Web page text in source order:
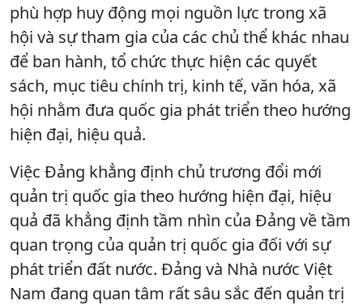
phù hợp huy động mọi nguồn lực trong xã
hội và sự tham gia của các chủ thể khác nhau
để ban hành, tổ chức thực hiện các quyết
sách, mục tiêu chính trị, kinh tế, văn hóa, xã
hội nhằm đưa quốc gia phát triển theo hướng
hiện đại, hiệu quả.
Việc Đảng khẳng định chủ trương đổi mới
quản trị quốc gia theo hướng hiện đại, hiệu
quả đã khẳng định tầm nhìn của Đảng về tầm
quan trọng của quản trị quốc gia đối với sự
phát triển đất nước. Đảng và Nhà nước Việt
Nam đang quan tâm rất sâu sắc đến quản trị